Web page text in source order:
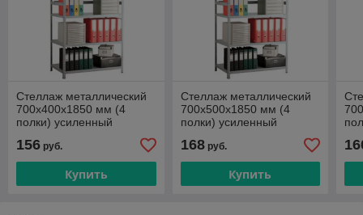
Стеллаж металлический
700х400х1850 мм (4
полки) усиленный
156 руб.
Купить
Стеллаж металлический
700х500х1850 мм (4
полки) усиленный
168руб.
Купить